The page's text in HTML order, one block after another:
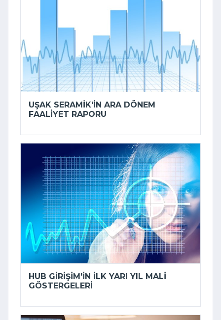
UŞAK SERAMIK'IN ARA DÖNEM
FAALIYET RAPORU
HUB GIRIŞIM'IN ILK YARI YIL MALI
GÖSTERGELERI